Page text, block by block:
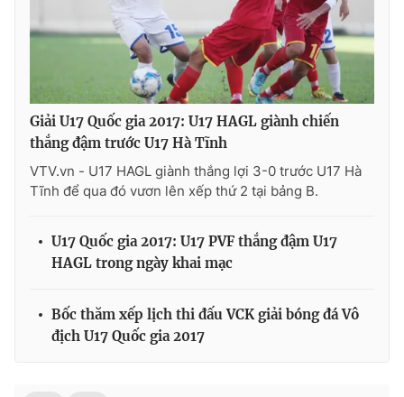
Giải U17 Quốc gia 2017: U17 HAGL giành chiến
thắng đậm trước U17 Hà Tĩnh
VTV.vn - U17 HAGL giành thắng lợi 3-0 trước U17 Hà
Tĩnh để qua đó vươn lên xếp thứ 2 tại bảng B.
U17 Quốc gia 2017: U17 PVF thắng đậm U17
HAGL trong ngày khai mạc
Bốc thăm xếp lịch thi đấu VCK giải bóng đá Vô
địch U17 Quốc gia 2017